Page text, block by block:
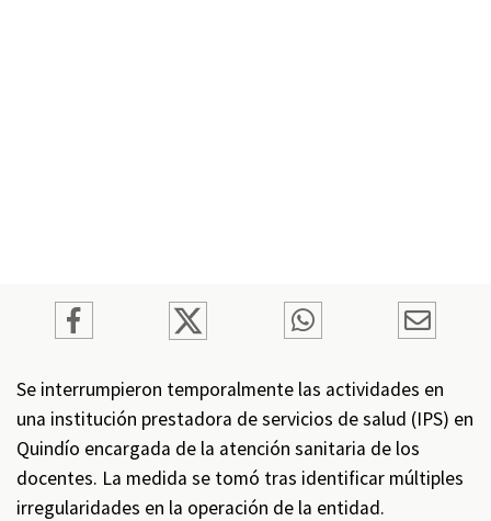
Se interrumpieron temporalmente las actividades en
una institución prestadora de servicios de salud (IPS) en
Quindío encargada de la atención sanitaria de los
docentes. La medida se tomó tras identificar múltiples
irregularidades en la operación de la entidad.